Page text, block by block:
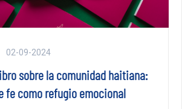
02-09-2024
sobre la comunidad haitiana:
fe como refugio emocional